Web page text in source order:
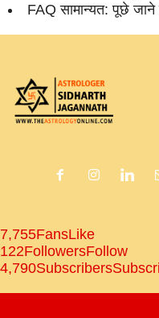
FAQ सामान्‍यत: पूछे जाने
7,755FansLike
122FollowersFollow
4,790Subscribers